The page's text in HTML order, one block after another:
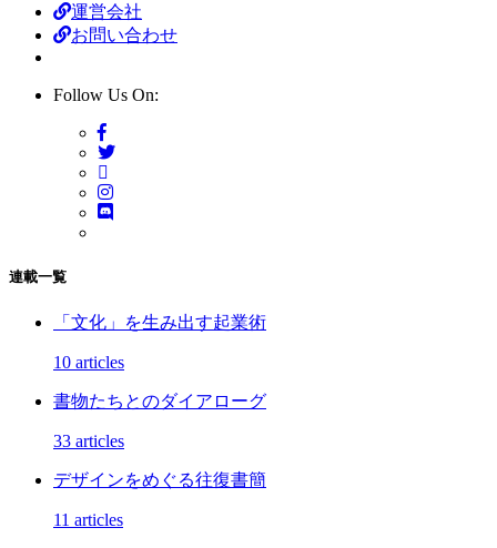
運営会社
お問い合わせ
Follow Us On:
連載一覧
「文化」を生み出す起業術
10 articles
書物たちとのダイアローグ
33 articles
デザインをめぐる往復書簡
11 articles